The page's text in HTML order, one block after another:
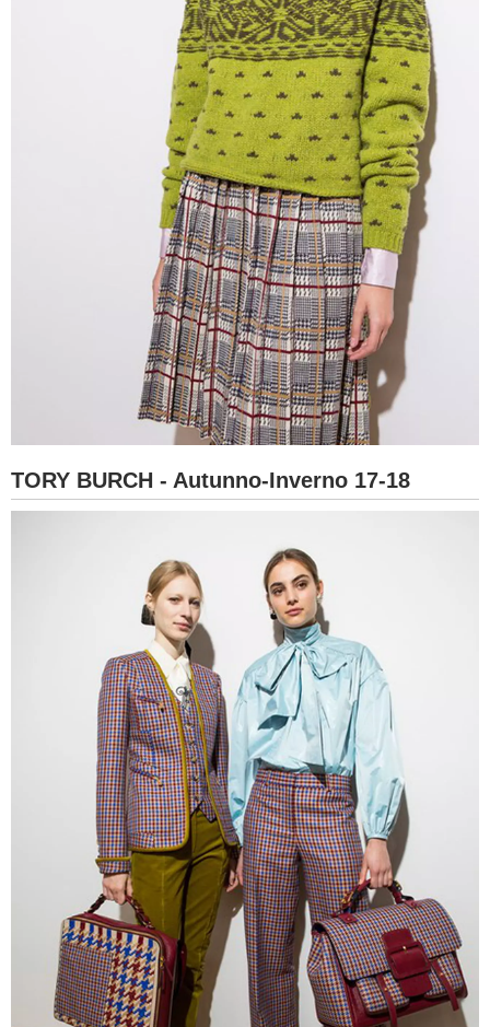
TORY BURCH - Autunno-Inverno 17-18